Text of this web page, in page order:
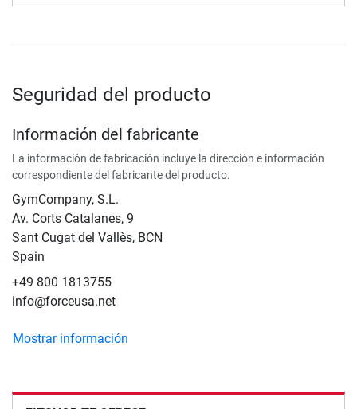
Seguridad del producto
Información del fabricante
La información de fabricación incluye la dirección e información
correspondiente del fabricante del producto.
GymCompany, S.L.
Av. Corts Catalanes, 9
Sant Cugat del Vallès, BCN
Spain
+49 800 1813755
info@forceusa.net
Mostrar información